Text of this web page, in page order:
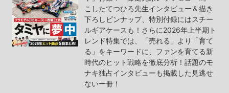
こしたてつひろ先生インタビュー＆描き
下ろしピンナップ、特別付録にはスチー
ルギアケースも！さらに2026年上半期ト
レンド特集では、「売れる」より「育て
る」をキーワードに、ファンを育てる新
時代のヒット戦略を徹底分析！話題のモ
ナキ独占インタビューも掲載した見逃せ
ない一冊！